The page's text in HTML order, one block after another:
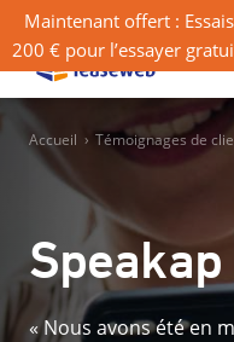
Maintenant offert :
200 € pour l’essayer
Accueil › Témoignages de
Speakap
« Nous avons été en